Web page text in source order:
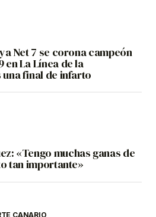
Net 7 se corona campeón
en La Línea de la
final de infarto
«Tengo muchas ganas de
tan importante»
CANARIO